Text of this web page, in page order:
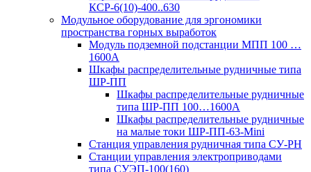
КСР-6(10)-400..630
Модульное оборудование для эргономики
пространства горных выработок
Модуль подземной подстанции МПП 100 …
1600А
Шкафы распределительные рудничные типа
ШР-ПП
Шкафы распределительные рудничные
типа ШР-ПП 100…1600А
Шкафы распределительные рудничные
на малые токи ШР-ПП-63-Mini
Станция управления рудничная типа СУ-РН
Станции управления электроприводами
типа СУЭП-100(160)